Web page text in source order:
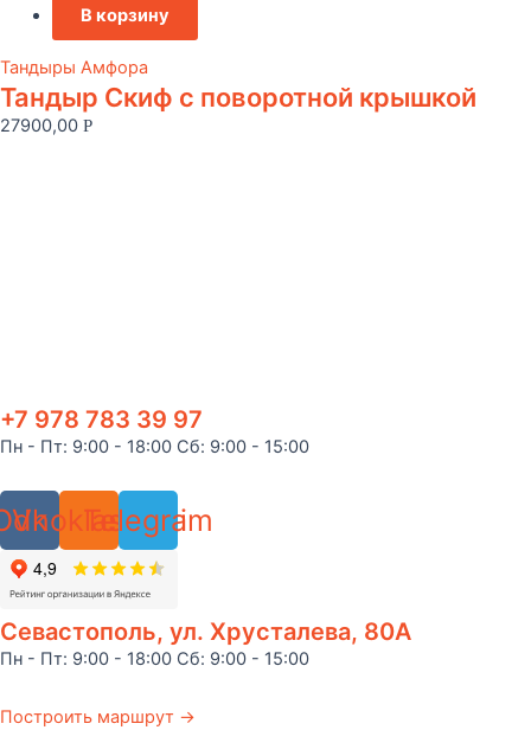
В корзину
Тандыры Амфора
Тандыр Скиф с поворотной крышкой
27900,00 Р
+7 978 783 39 97
Пн - Пт: 9:00 - 18:00 Сб: 9:00 - 15:00
Vk Telegram
Севастополь, ул. Хрусталева, 80А
Пн - Пт: 9:00 - 18:00 Сб: 9:00 - 15:00
Построить маршрут →